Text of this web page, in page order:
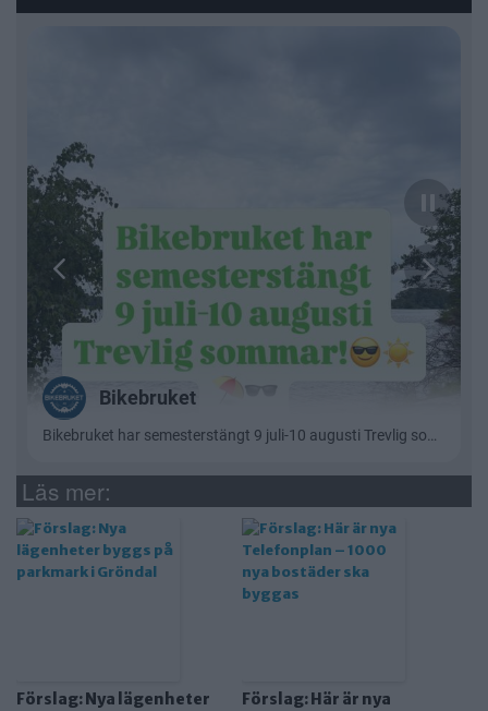
Läs mer:
Förslag: Nya lägenheter
Förslag: Här är nya